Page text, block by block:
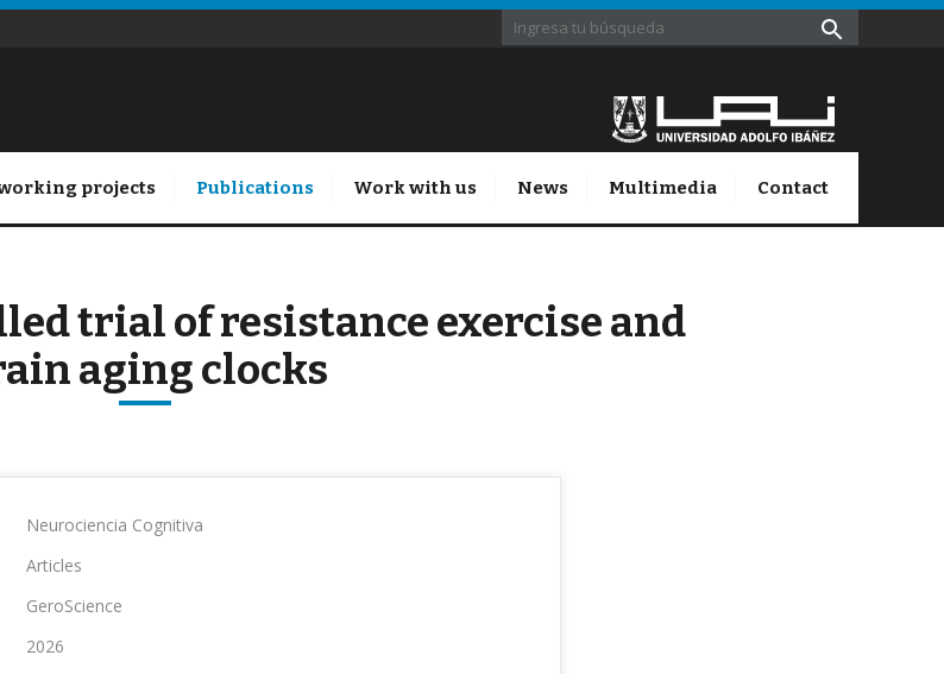
projects Publications Work with us News Multimedia Contact
trial of resistance exercise and
aging clocks
Neurociencia Cognitiva
Articles
GeroScience
2026